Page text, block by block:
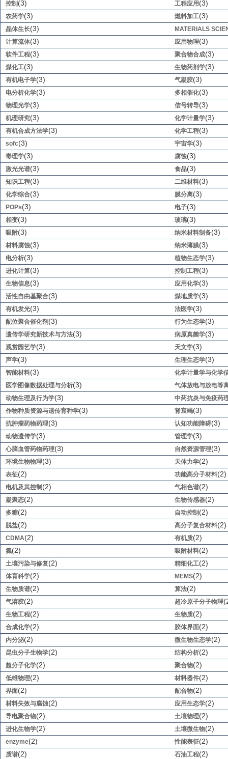
控制 (3) 工程应用 (3)
农药学(3) 燃料加工(3)
晶体生长(3)
MATERIALS
计算流体(3) 应用物理(3)
软件工程(3) 聚合物合成(3)
煤化工(3) 生物药剂学(3)
有机电子学(3) 气凝胶(3)
电分析化学(3) 多相催化(3)
物理光学(3) 信号转导(3)
机理研究(3) 化学计量学(3)
有机合成方法学(3) 化学工程(3)
sofc(3) 宇宙学(3)
毒理学(3) 腐蚀(3)
激光光谱(3) 食品(3)
知识工程(3) 二维材料(3)
化学综合(3) 膜分离(3)
POPs(3) 电子(3)
相变(3) 玻璃(3)
吸附(3) 纳米材料制备(3)
材料腐蚀(3) 纳米薄膜(3)
电分析(3) 植物生态学(3)
进化计算(3) 控制工程(3)
生物信息(3) 应用化学(3)
活性自由基聚合(3) 煤地质学(3)
有机发光(3) 法医学(3)
配位聚合催化剂 (3) 行为生态学(3)
遗传学研究新技术与方法(3) 病原真菌学(3)
观赏园艺学(3) 天文学(3)
声学(3) 生理生态学(3)
智能材料(3)
化学计量学与化学
医学图像数据处理与分析(3)
气体放电与放电等
动物生理及行为学(3)
中药抗炎与免疫药
作物种质资源与遗传育种学(3) 肾衰竭(3)
抗肿瘤药物药理(3) 认知功能障碍(3)
动物遗传学(3) 管理学(3)
心脑血管药物药理(3) 自然资源管理(3)
环境生物物理(3) 天体力学(2)
表征(2) 功能高分子材料(2)
电机及其控制 (2) 气相色谱(2)
凝聚态(2) 生物传感器(2)
多糖(2) 自动控制 (2)
脱盐(2) 高分子复合材料(2)
CDMA(2) 有机质(2)
氮(2) 吸附材料(2)
土壤污染与修复(2) 精细化工(2)
体育科学(2) MEMS(2)
生物质谱(2) 算法(2)
气溶胶(2) 超冷原子分子物理
生物工程(2) 生物质(2)
合成化学(2) 胶体界面(2)
内分泌(2) 微生物生态学(2)
昆虫分子生物学(2) 结构分析(2)
超分子化学(2) 聚合物(2)
低维物理(2) 材料器件(2)
界面(2) 配合物(2)
材料失效与腐蚀(2) 应用生态学(2)
导电聚合物(2) 土壤物理(2)
进化生物学(2) 土壤微生物(2)
enzyme(2) 性能表征(2)
质谱(2) 石油工程(2)